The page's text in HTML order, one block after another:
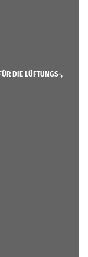
DIE LÜFTUNGS-,